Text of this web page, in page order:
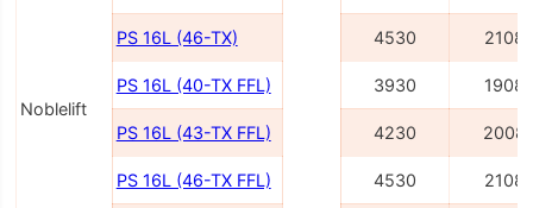
Noblelift
PS 16L (46-TX) 4530 2108
PS 16L (40-TX FFL) 3930 1908
PS 16L (43-TX FFL) 4230 2008
PS 16L (46-TX FFL) 4530 2108